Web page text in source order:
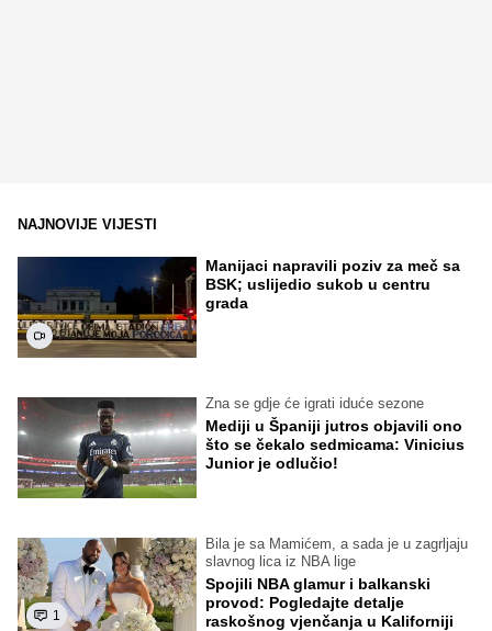
NAJNOVIJE VIJESTI
Manijaci napravili poziv za meč sa
BSK; uslijedio sukob u centru
grada
Zna se gdje će igrati iduće sezone
Mediji u Španiji jutros objavili ono
što se čekalo sedmicama: Vinicius
Junior je odlučio!
1
Bila je sa Mamićem, a sada je u zagrljaju
slavnog lica iz NBA lige
Spojili NBA glamur i balkanski
provod: Pogledajte detalje
raskošnog vjenčanja u Kaliforniji